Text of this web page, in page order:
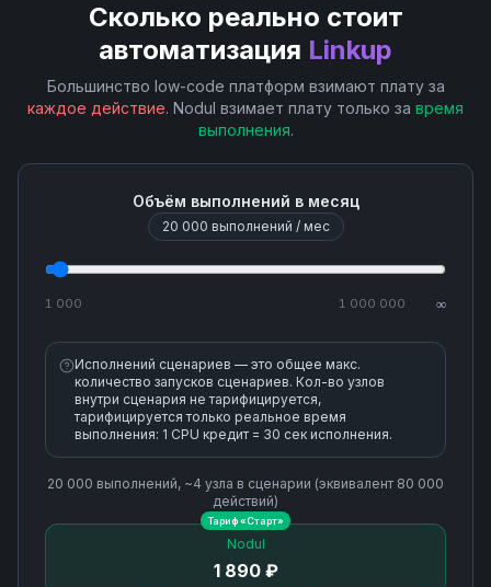
Сколько реально стоит
автоматизация Linkup
Большинство low-code платформ взимают плату за
каждое действие. Nodul взимает плату только за время
выполнения.
Объём выполнений в месяц
20 000 выполнений / мес
1 000 1 000 000 ∞
Исполнений сценариев — это общее макс.
количество запусков сценариев. Кол-во узлов
внутри сценария не тарифицируется,
тарифицируется только реальное время
выполнения: 1 CPU кредит = 30 сек исполнения.
20 000 выполнений, ~4 узла в сценарии (эквивалент 80 000
действий)
Nodul
1 890 ₽
Тариф «Старт»